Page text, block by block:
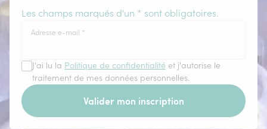
Les champs marqués d'un * sont obligatoires.
Adresse e-mail *
J'ai lu la Politique de confidentialité et j'autorise le
traitement de mes données personnelles.
Valider mon inscription